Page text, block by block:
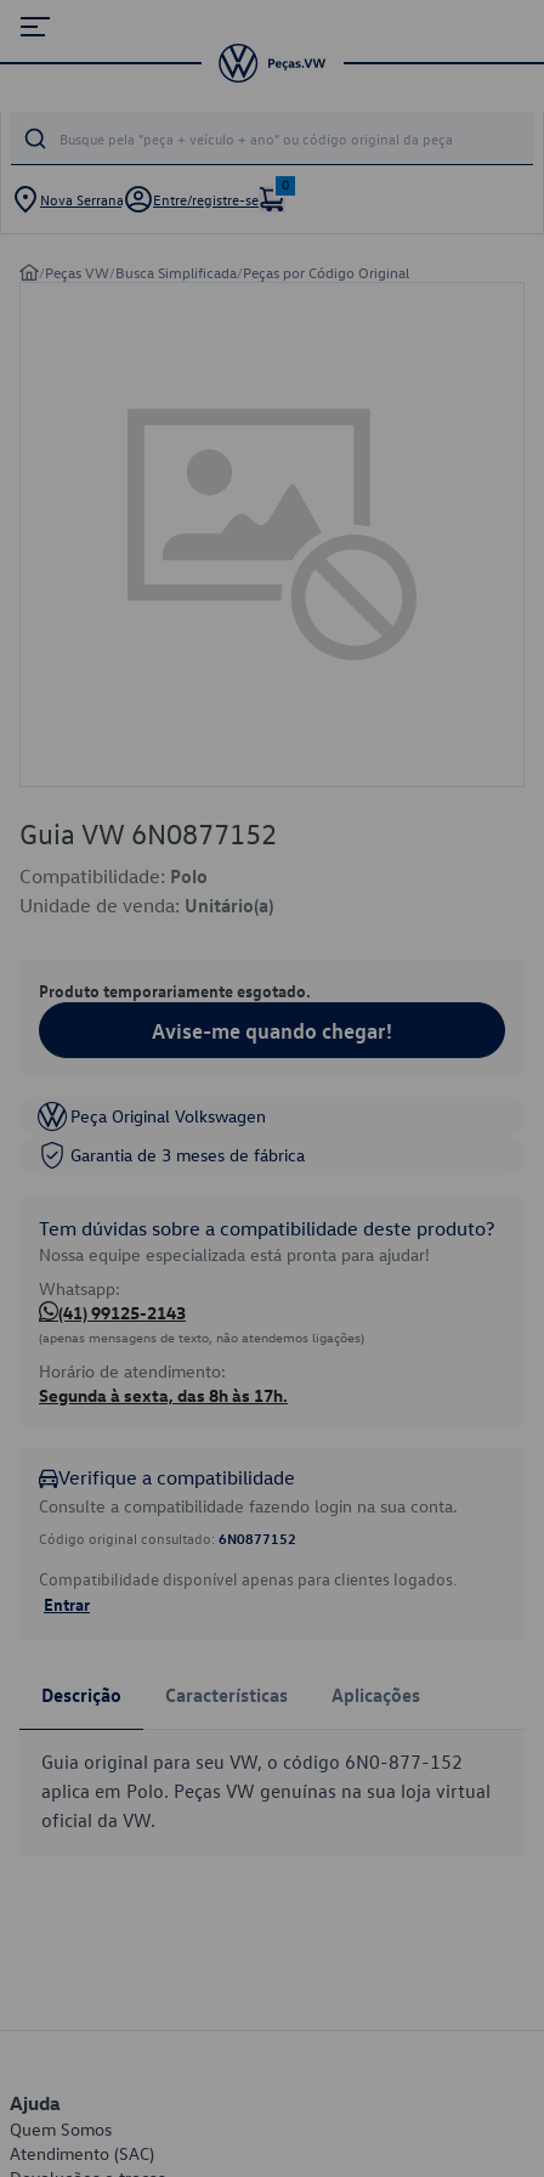
Nova Serrana Entre/registre-se
0
/Peças VW/Busca Simplificada/Peças por Código Original
Guia VW 6N0877152
Compatibilidade: Polo
Unidade de venda: Unitário(a)
Produto temporariamente esgotado.
Avise-me quando chegar!
Peça Original Volkswagen
Garantia de 3 meses de fábrica
Tem dúvidas sobre a compatibilidade deste produto?
Nossa equipe especializada está pronta para ajudar!
Whatsapp:
(41) 99125-2143
(apenas mensagens de texto, não atendemos ligações)
Horário de atendimento:
Segunda à sexta, das 8h às 17h.
Verifique a compatibilidade
Consulte a compatibilidade fazendo login na sua conta.
Código original consultado: 6N0877152
Compatibilidade disponível apenas para clientes logados.
Entrar
Descrição Características Aplicações
Guia original para seu VW, o código 6N0-877-152
aplica em Polo. Peças VW genuínas na sua loja virtual
oficial da VW.
Ajuda
Quem Somos
Atendimento (SAC)